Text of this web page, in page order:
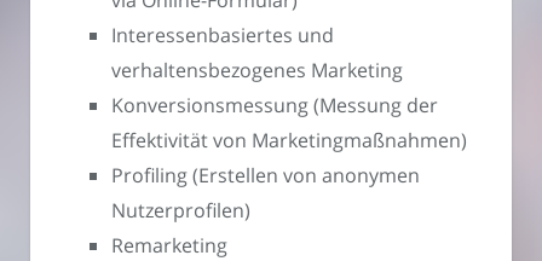
Interessenbasiertes und
verhaltensbezogenes Marketing
Konversionsmessung (Messung der
Effektivität von Marketingmaßnahmen)
Profiling (Erstellen von anonymen
Nutzerprofilen)
Remarketing